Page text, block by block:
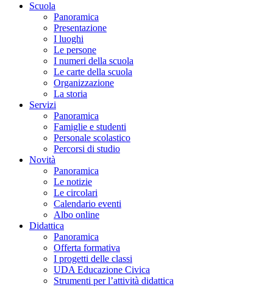
Scuola
Panoramica
Presentazione
I luoghi
Le persone
I numeri della scuola
Le carte della scuola
Organizzazione
La storia
Servizi
Panoramica
Famiglie e studenti
Personale scolastico
Percorsi di studio
Novità
Panoramica
Le notizie
Le circolari
Calendario eventi
Albo online
Didattica
Panoramica
Offerta formativa
I progetti delle classi
UDA Educazione Civica
Strumenti per l’attività didattica